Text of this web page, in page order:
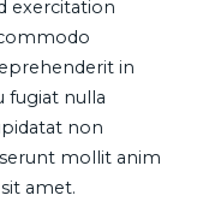
exercitation
in
fugiat nulla
non
mollit anim
amet.